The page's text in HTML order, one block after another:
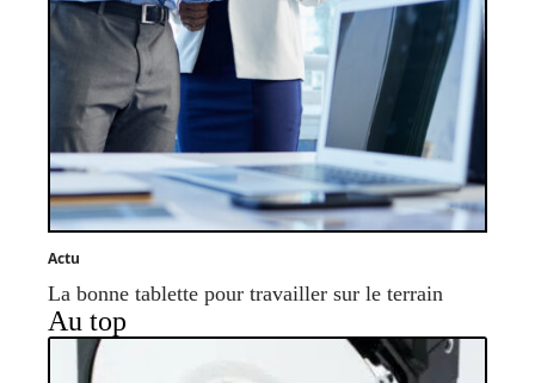
Actu
La bonne tablette pour travailler sur le terrain
Au top